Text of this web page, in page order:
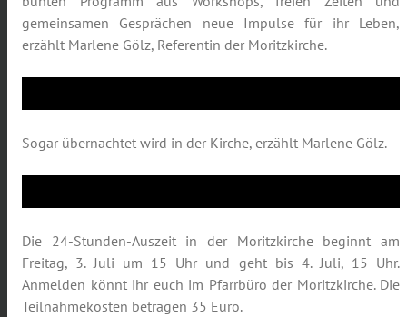
gemeinsamen Gesprächen neue Impulse für ihr Leben,
erzählt Marlene Gölz, Referentin der Moritzkirche.
Sogar übernachtet wird in der Kirche, erzählt Marlene Gölz.
Die 24-Stunden-Auszeit in der Moritzkirche beginnt am
Freitag, 3. Juli um 15 Uhr und geht bis 4. Juli, 15 Uhr.
Anmelden könnt ihr euch im Pfarrbüro der Moritzkirche. Die
Teilnahmekosten betragen 35 Euro.